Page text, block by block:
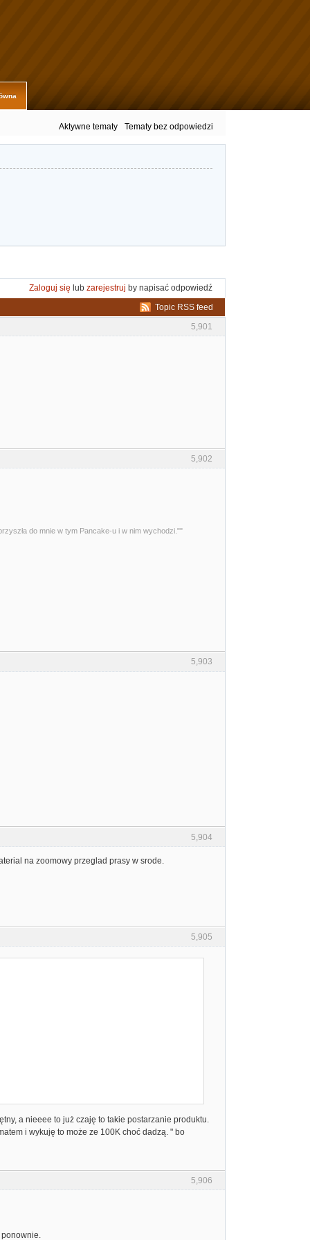
Aktywne tematy Tematy bez odpowiedzi
Zaloguj się lub zarejestruj by napisać odpowiedź
Topic RSS feed
5,901
5,902
do mnie w tym Pancake-u i w nim wychodzi.""
5,903
5,904
na zoomowy przeglad prasy w srode.
5,905
a nieeee to już czaję to takie postarzanie produktu.
i wykuję to może ze 100K choć dadzą. " bo
5,906
ponownie.